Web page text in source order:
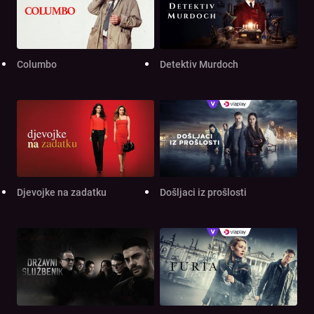
Columbo Detektiv Murdoch
Djevojke na zadatku Došljaci iz prošlosti